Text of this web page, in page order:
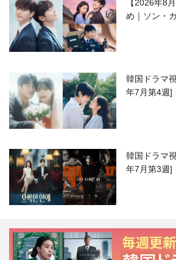
【2026年8
め｜ソン・
韓国ドラマ
年7月第4週]
韓国ドラマ
年7月第3週]